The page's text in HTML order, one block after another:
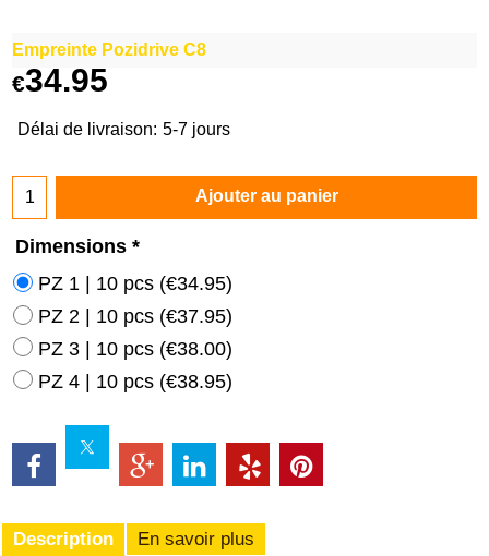
Empreinte Pozidrive C8
€34.95
Délai de livraison: 5-7 jours
Ajouter au panier
Dimensions *
PZ 1 | 10 pcs (€34.95)
PZ 2 | 10 pcs (€37.95)
PZ 3 | 10 pcs (€38.00)
PZ 4 | 10 pcs (€38.95)
Description En savoir plus